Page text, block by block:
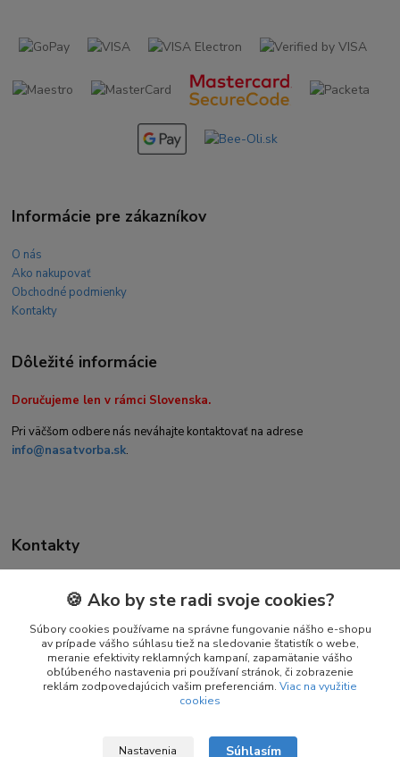
Informácie pre zákazníkov
O nás
Ako nakupovať
Obchodné podmienky
Kontakty
Dôležité informácie
Doručujeme len v rámci Slovenska.
Pri väčšom odbere nás neváhajte kontaktovať na adrese
info@nasatvorba.sk.
Kontakty
+421 944 947 463
(Pon-Pia 08:00-16:00)
info@nasatvorba.sk
🍪 Ako by ste radi svoje cookies?
Súbory cookies používame na správne fungovanie nášho e-shopu
av prípade vášho súhlasu tiež na sledovanie štatistík o webe,
meranie efektivity reklamných kampaní, zapamätanie vášho
obľúbeného nastavenia pri používaní stránok, či zobrazenie
reklám zodpovedajúcich vašim preferenciám. Viac na využitie
cookies
Nastavenia Súhlasím